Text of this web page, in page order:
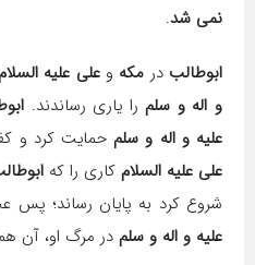
نمی شد.
ابوطالب در مکه وعلی علیه
و اله و سلمرا یاری رساندند.
علیه و اله و سلمحمایت کرد و
علی علیه السلام کاری را که
شروع کرد به پایان رساند؛
علیه و اله و سلم در مرگ او، آن